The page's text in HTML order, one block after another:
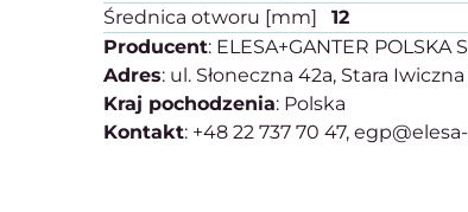
Średnica otworu [mm]
12
Producent: ELESA+GANTER POLSKA
Adres: ul. Słoneczna 42a, Stara
Kraj pochodzenia: Polska
Kontakt: +48 22 737 70 47,